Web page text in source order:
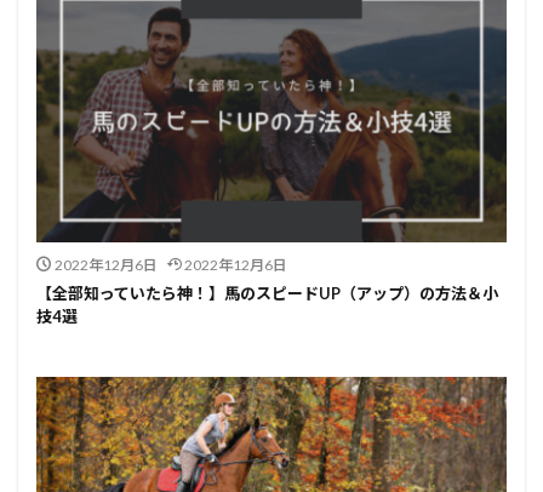
2022年12月6日 2022年12月6日
【全部知っていたら神！】馬のスピードUP（アップ）の方法＆小
技4選